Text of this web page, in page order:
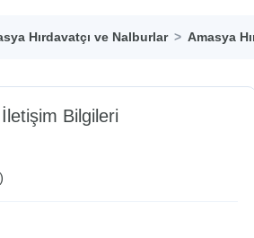
Hırdavatçı ve Nalburlar Amasya
İletişim Bilgileri